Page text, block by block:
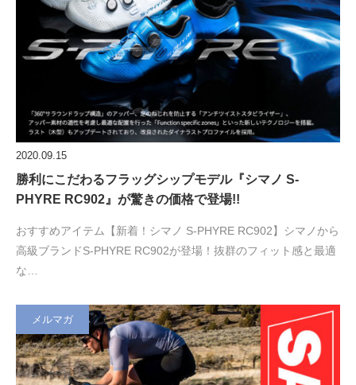
2020.09.15
勝利にこだわるフラッグシップモデル『シマノ S-
PHYRE RC902』が驚きの価格で登場!!
おすすめアイテム【新着！シマノ S-PHYRE RC902】シマノから
高級ブランドS-PHYRE RC902が登場！抜群のフィット感と最適
な…
メルマガ